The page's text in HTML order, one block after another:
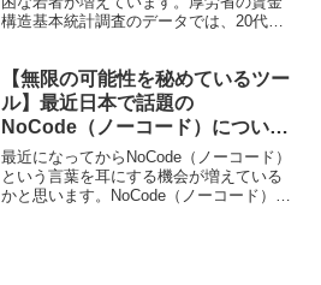
構造基本統計調査のデータでは、20代後
のです。今回は、なぜ大学を出ても給料
が上がらずに貧困なのかを解説していき
たいと思います。
【無限の可能性を秘めているツー
ル】最近日本で話題の
NoCode（ノーコード）について
徹底解説してみた【オススメのツ
ール5選】
最近になってからNoCode（ノーコード）
という言葉を耳にする機会が増えている
かと思います。NoCode（ノーコード）と